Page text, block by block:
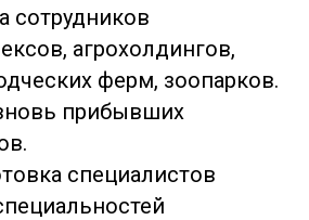
сотрудников
агрохолдингов,
ферм, зоопарков.
прибывших
специалистов